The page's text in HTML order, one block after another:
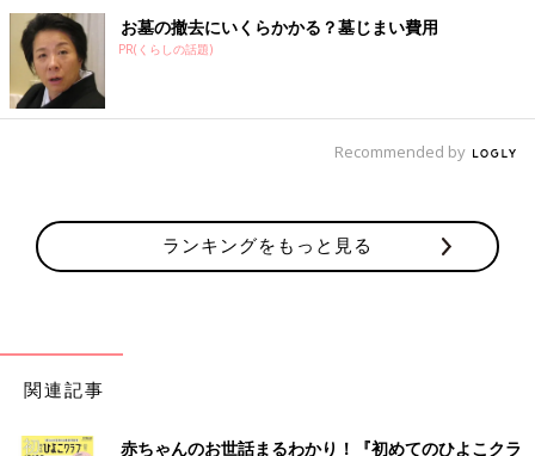
お墓の撤去にいくらかかる？墓じまい費用
PR(くらしの話題)
Recommended by
ランキングをもっと見る
関連記事
赤ちゃんのお世話まるわかり！『初めてのひよこクラ